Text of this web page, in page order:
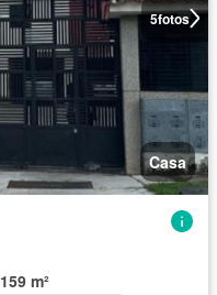
5fotos
Casa
159 m²